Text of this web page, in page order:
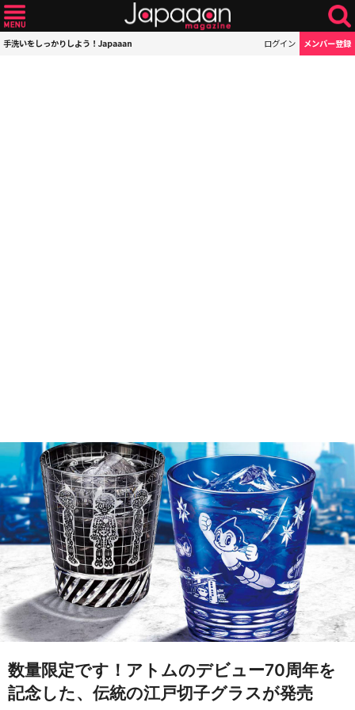
手洗いをしっかりしよう！Japaaan ログイン メンバー登録
数量限定です！アトムのデビュー70周年を
記念した、伝統の江戸切子グラスが発売